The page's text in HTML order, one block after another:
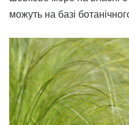
можуть на базі